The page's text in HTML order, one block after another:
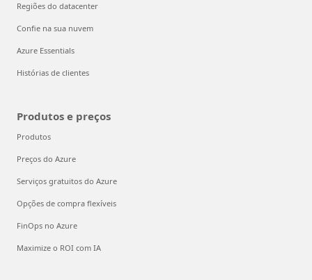
Regiões do datacenter
Confie na sua nuvem
Azure Essentials
Histórias de clientes
Produtos e preços
Produtos
Preços do Azure
Serviços gratuitos do Azure
Opções de compra flexíveis
FinOps no Azure
Maximize o ROI com IA